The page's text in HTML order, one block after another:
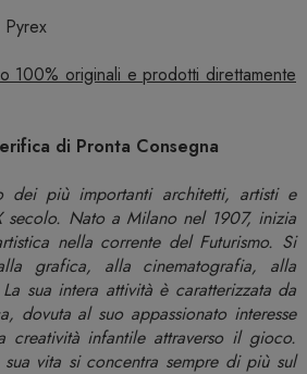
100% originali e prodotti direttamente
di Pronta Consegna
dei più importanti architetti, artisti e
secolo. Nato a Milano nel 1907, inizia
nella corrente del Futurismo. Si
grafica, alla cinematografia, alla
sua intera attività è caratterizzata da
dovuta al suo appassionato interesse
creatività infantile attraverso il gioco.
vita si concentra sempre di più sul